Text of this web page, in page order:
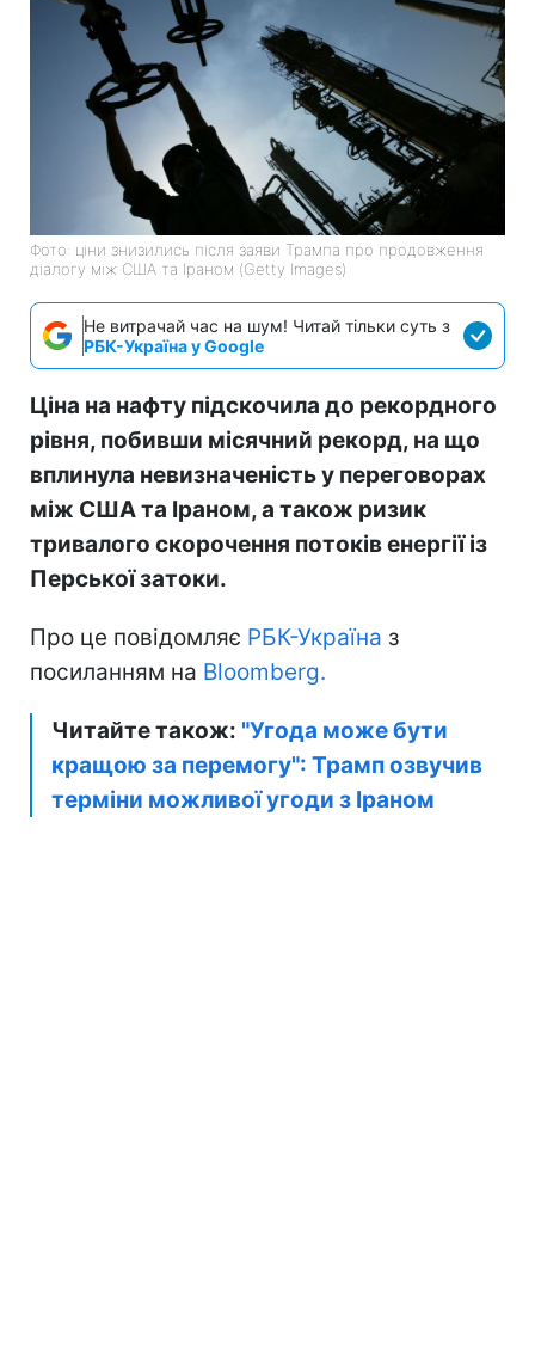
Фото: ціни знизились після заяви Трампа про продовження
діалогу між США та Іраном (Getty Images)
Не витрачай час на шум! Читай тільки суть з
РБК-Україна у Google
Ціна на нафту підскочила до рекордного
рівня, побивши місячний рекорд, на що
вплинула невизначеність у переговорах
між США та Іраном, а також ризик
тривалого скорочення потоків енергії із
Перської затоки.
Про це повідомляє РБК-Україна з
посиланням на Bloomberg.
Читайте також: "Угода може бути
кращою за перемогу": Трамп озвучив
терміни можливої угоди з Іраном